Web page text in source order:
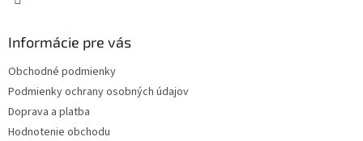
Informácie pre vás
Obchodné podmienky
Podmienky ochrany osobných údajov
Doprava a platba
Hodnotenie obchodu